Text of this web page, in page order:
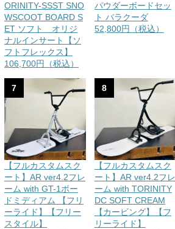
ORINITY-SSST SNO
WSCOOT BOARD S
ET ソフト オリジ
ナルインサート【ソ
フトフレックス】
106,700円（税込）
パウダーボードセッ
ト バラクーダ
52,800円（税込）
7
【フルカスタムスク
ート】AR ver4.2フレ
ーム with GT-1ボー
ドミディアム 【フリ
ーライド】【フリー
スタイル】
8
【フルカスタムスク
ート】AR ver4.2フレ
ーム with TORINITY
DC SOFT CREAM
【カービング】【フ
リーライド】